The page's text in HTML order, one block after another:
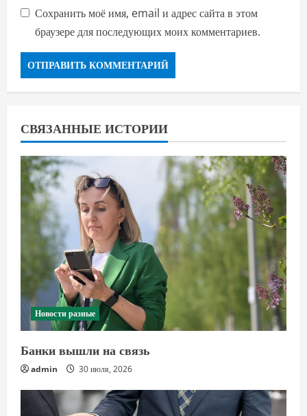
Сохранить моё имя, email и адрес сайта в этом
браузере для последующих моих комментариев.
СВЯЗАННЫЕ ИСТОРИИ
Новости разные
Банки вышли на связь
admin 30 июля, 2026